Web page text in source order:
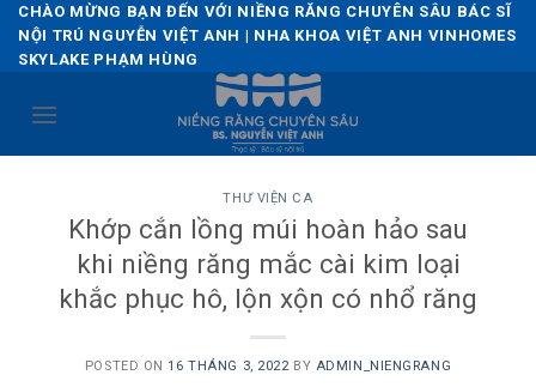
Skip
content
CHÀO MỪNG BẠN ĐẾN VỚI NIỀNG RĂNG CHUYÊN SÂU BÁC SĨ
NỘI TRÚ NGUYỄN VIỆT ANH | NHA KHOA VIỆT ANH VINHOMES
SKYLAKE PHẠM HÙNG
THƯ VIỆN CA
Khớp cắn lồng múi hoàn hảo sau
khi niềng răng mắc cài kim loại
khắc phục hô, lộn xộn có nhổ răng
POSTED ON16 THÁNG 3, 2022 BY ADMIN_NIENGRANG